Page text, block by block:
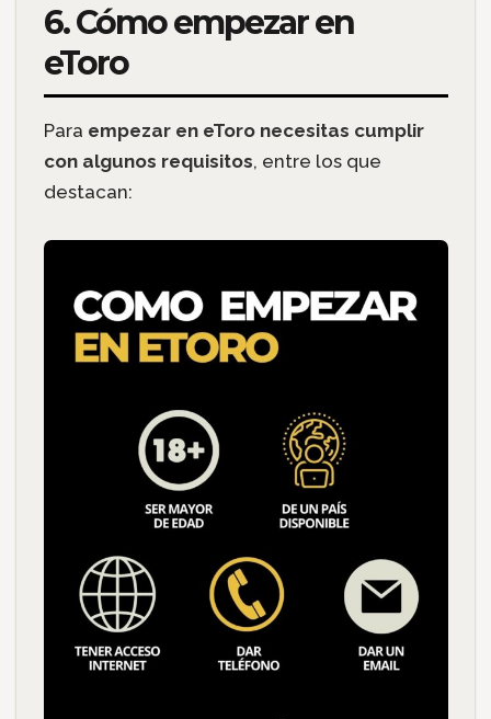
6. Cómo empezar en
eToro
Para empezar en eToro necesitas cumplir
con algunos requisitos, entre los que
destacan: